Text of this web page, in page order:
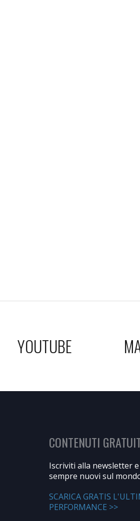
YOUTUBE
CONTENUTI
Iscriviti alla newsletter
sempre nuovi sul
SCARICA GRATIS
PERFORMANCE >>